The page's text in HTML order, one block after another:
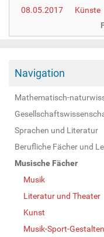
08.05.2017
Künste
Navigation
Mathematisch-
Sprachen und Literatur
Berufliche Fächer und
Musische Fächer
Musik
Literatur und Theater
Kunst
Musik-Sport-